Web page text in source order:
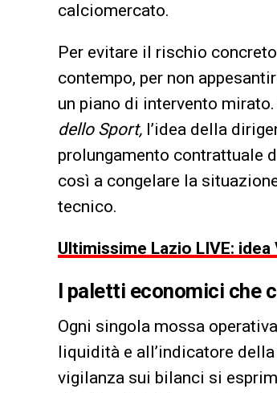
calciomercato.
Per evitare il rischio
contempo, per non
un piano di intervento
dello Sport, l’idea della
prolungamento contrattuale
così a congelare la
tecnico.
Ultimissime Lazio LIVE:
I paletti economici che
Ogni singola mossa
liquidità e all’indicatore della
vigilanza sui bilanci si